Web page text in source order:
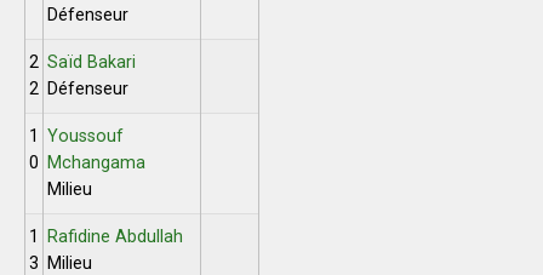
Défenseur
2
2
Saïd Bakari
Défenseur
1
0
Youssouf
Mchangama
Milieu
1
3
Rafidine Abdullah
Milieu